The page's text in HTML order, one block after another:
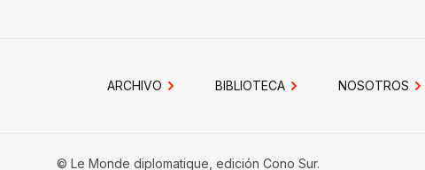
ARCHIVO BIBLIOTECA NOSOTROS
© Le Monde diplomatique, edición Cono Sur.